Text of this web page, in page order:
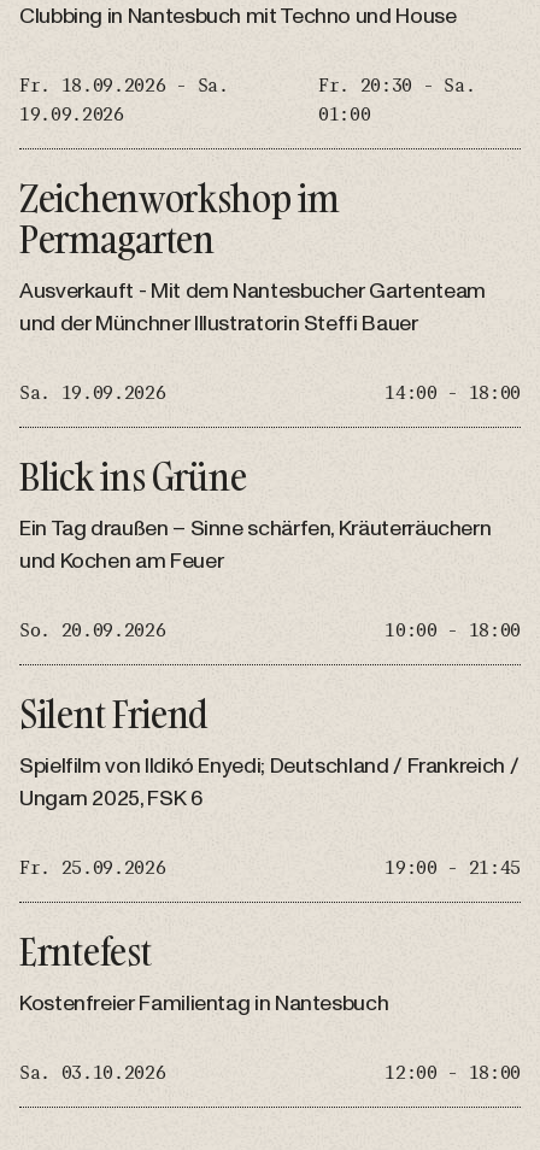
Clubbing in Nantesbuch mit Techno und House
Fr. 18.09.2026 - Sa.
19.09.2026
Fr. 20:30 - Sa.
01:00
Zeichenworkshop im
Permagarten
Ausverkauft - Mit dem Nantesbucher Gartenteam
und der Münchner Illustratorin Steffi Bauer
Sa. 19.09.2026 14:00 - 18:00
Blick ins Grüne
Ein Tag draußen – Sinne schärfen, Kräuterräuchern
und Kochen am Feuer
So. 20.09.2026 10:00 - 18:00
Silent Friend
Spielfilm von Ildikó Enyedi; Deutschland / Frankreich /
Ungarn 2025, FSK 6
Fr. 25.09.2026 19:00 - 21:45
Erntefest
Kostenfreier Familientag in Nantesbuch
Sa. 03.10.2026 12:00 - 18:00